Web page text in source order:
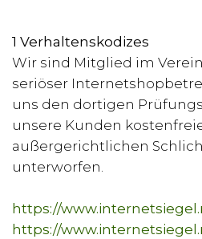
1 Verhaltenskodizes
Wir sind Mitglied im
seriöser
uns den dortigen
unsere Kunden
außergerichtlichen
unterworfen.
https://
https://